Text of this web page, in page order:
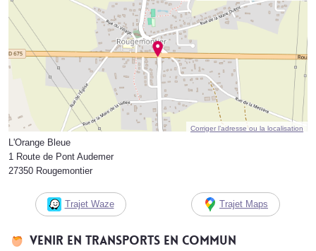
Corriger l’adresse ou la localisation
L'Orange Bleue
1 Route de Pont Audemer
27350 Rougemontier
Trajet Waze Trajet Maps
Venir en transports en commun